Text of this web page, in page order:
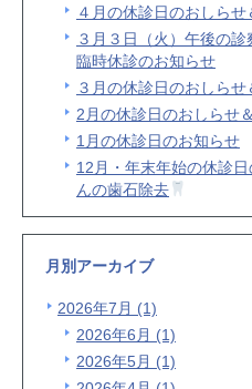
４月の休診日のおしら
３月３日（火）午後の
臨時休診のお知らせ
３月の休診日のおしら
2月の休診日のおしらせ
1月の休診日のお知らせ
12月・年末年始の休診
んの歯石除去
月別アーカイブ
2026年7月 (1)
2026年6月 (1)
2026年5月 (1)